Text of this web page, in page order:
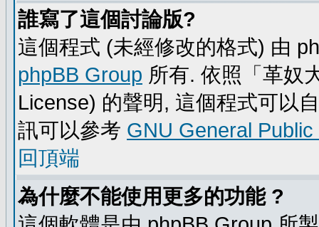
誰寫了這個討論版?
這個程式 (未經修改的格式) 由
phpBB Group 所有. 依照「革奴
License) 的聲明, 這個程式可以
訊可以參考 GNU General
回頂端
為什麼不能使用更多的功能 ?